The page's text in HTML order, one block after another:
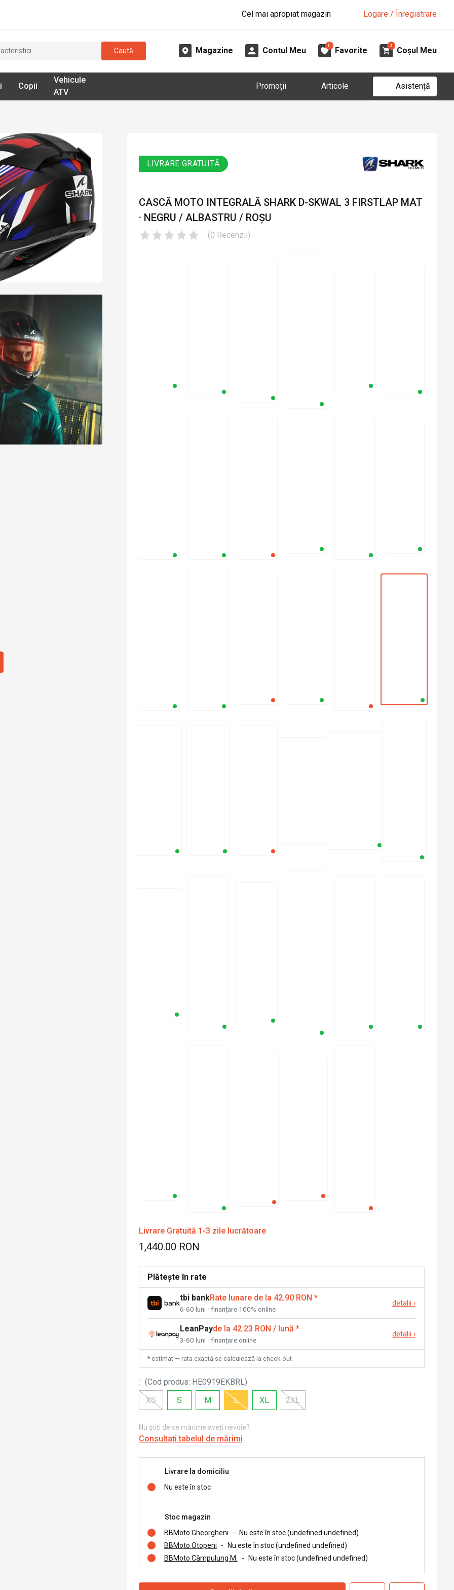
Cel mai apropiat magazin Logare / Înregistrare
Caută Magazine Contul Meu
0
Favorite
0
Coșul Meu
Copii
Vehicule
ATV
Promoții Articole Asistență
LIVRARE GRATUITĂ
CASCĂ MOTO INTEGRALĂ SHARK D-SKWAL 3 FIRSTLAP MAT
· NEGRU / ALBASTRU / ROȘU
(0 Recenzii)
Livrare Gratuită 1-3 zile lucrătoare
1,440.00 RON
Plătește în rate
tbi bankRate lunare de la 42.90 RON *
6-60 luni · finanțare 100% online
detalii ›
LeanPayde la 42.23 RON / lună *
3-60 luni · finanțare online
detalii ›
* estimat — rata exactă se calculează la check-out
: (Cod produs: HE0919EKBRL)
XS
S M L XL 2XL
Nu știți de ce mărime aveți nevoie?
Consultați tabelul de mărimi
Livrare la domiciliu
Nu este în stoc
Stoc magazin
BBMoto Gheorgheni
-
Nu este în stoc (undefined undefined)
BBMoto Otopeni
-
Nu este în stoc (undefined undefined)
BBMoto Câmpulung M.
- Nu este în stoc (undefined undefined)